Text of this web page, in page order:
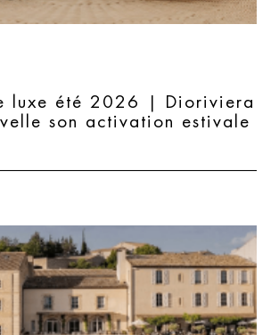
luxe été 2026 | Dioriviera
son activation estivale